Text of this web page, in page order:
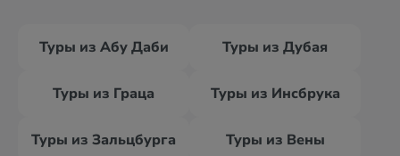
Туры из Абу Даби Туры из Дубая
Туры из Граца Туры из Инсбрука
Туры из Зальцбурга Туры из Вены